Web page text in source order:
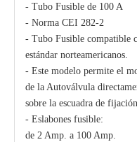
- Tubo Fusible de 100 A
- Norma CEI 282-2
- Tubo Fusible compatible
estándar norteamericanos.
- Este modelo permite el
de la Autoválvula
sobre la escuadra de fijación.
- Eslabones fusible:
de 2 Amp. a 100 Amp.